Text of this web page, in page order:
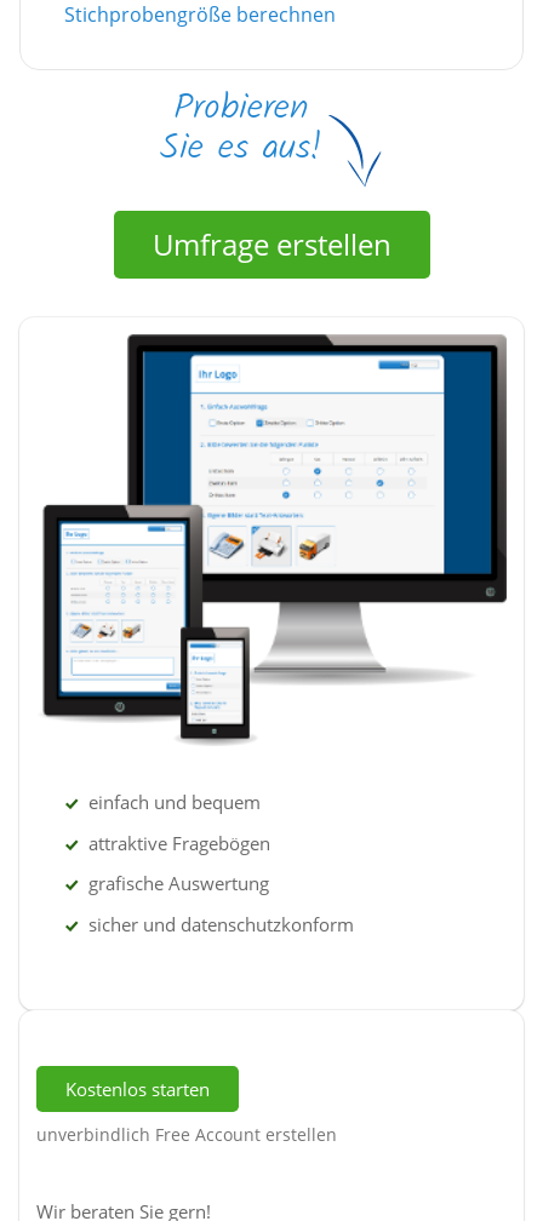
Stichprobengröße berechnen
Umfrage erstellen
einfach und bequem
attraktive Fragebögen
grafische Auswertung
sicher und datenschutzkonform
Kostenlos starten
unverbindlich Free Account erstellen
Wir beraten Sie gern!